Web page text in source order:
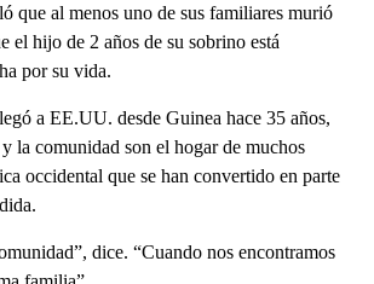
que al menos uno de sus familiares murió
el hijo de 2 años de su sobrino está
por su vida.
a EE.UU. desde Guinea hace 35 años,
la comunidad son el hogar de muchos
occidental que se han convertido en parte
dice. “Cuando nos encontramos